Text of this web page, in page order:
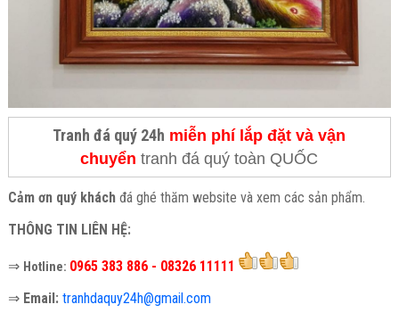
Tranh đá quý 24h miễn phí lắp đặt và vận
chuyển tranh đá quý toàn QUỐC
Cảm ơn quý kháchđá ghé thăm website và xem các sản phẩm.
THÔNG TIN LIÊN HỆ:
⇒ Hotline: 0965 383 886 - 08326 11111
⇒ Email: tranhdaquy24h@gmail.com